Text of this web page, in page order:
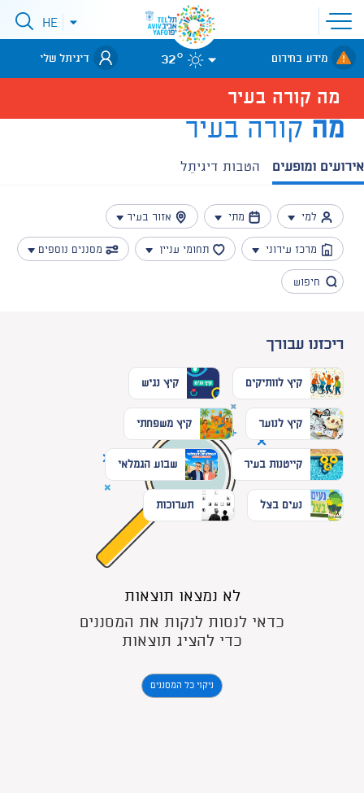
סגירת
תפריט
אתר
לאתר עיריית
תל-אביב
פתיחתHE
מידע בחירום 32° דיגיתל שלי
מה קורה בעיר
מה קורה בעיר
אירועים ומופעים הטבות דיגיתֵל
למי מתי אזור בעיר
מרכז עירוני תחומי עניין מסננים נוספים
ריכזנו עבורך
קיץ לוותיקים קיץ נגיש
קיץ לנוער קיץ משפחתי
קייטנות בעיר שבוע הגמלאי
נעים בצל תערוכות
לא נמצאו תוצאות
כדאי לנסות לנקות את המסננים
כדי להציג תוצאות
ניקוי כל המסננים